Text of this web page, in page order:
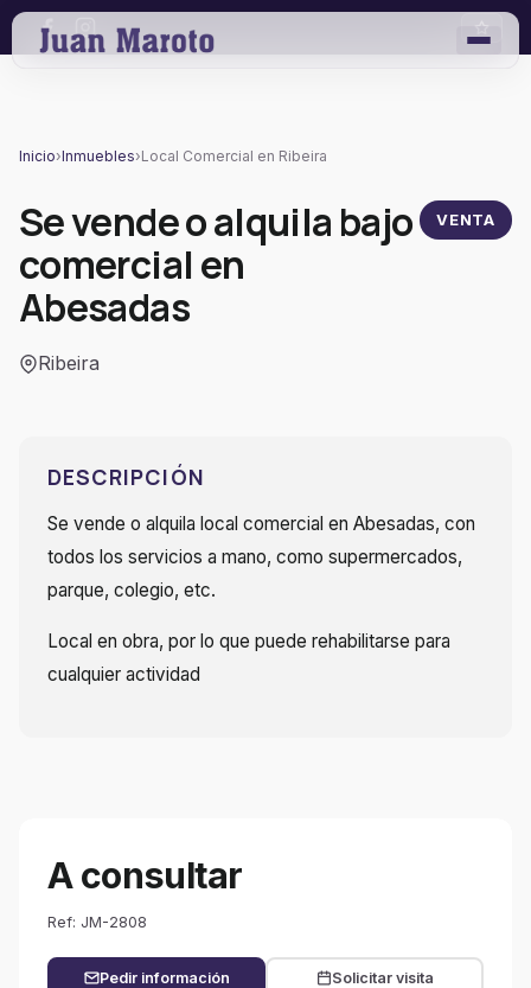
Inicio›Inmuebles›Local Comercial en Ribeira
Se vende o alquila bajo
comercial en
Abesadas
VENTA
Ribeira
DESCRIPCIÓN
Se vende o alquila local comercial en Abesadas, con
todos los servicios a mano, como supermercados,
parque, colegio, etc.
Local en obra, por lo que puede rehabilitarse para
cualquier actividad
A consultar
Ref: JM-2808
Pedir información Solicitar visita